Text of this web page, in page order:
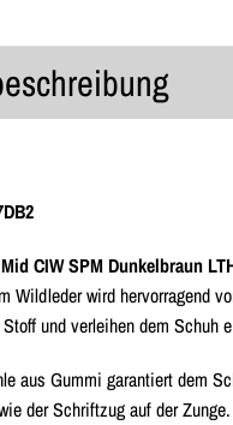
CIW SPM Dunkelbraun
Wildleder wird hervorragend
und verleihen dem Schuh
aus Gummi garantiert dem
der Schriftzug auf der